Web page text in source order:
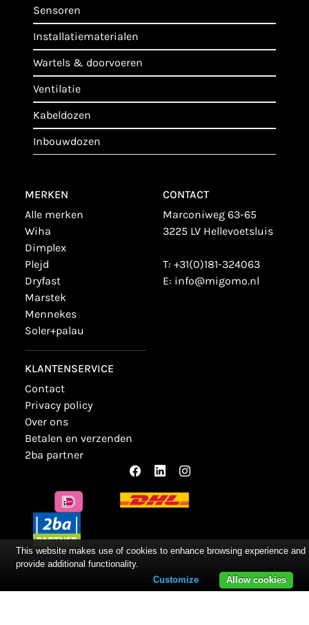
sensoren
installatiematerialen
wartels & doorvoeren
ventilatie
kabeldozen
inbouwdozen
MERKEN
alle merken
wiha
dimplex
plejd
dryfast
marstek
mennekes
soler+palau
KLANTENSERVICE
contact
privacy policy
over ons
betalen en verzenden
2ba partner
CONTACT
Marconiweg 63-65
3225 LV Hellevoetsluis
T: +31(0)181-324063
E: info@migomo.nl
This website makes use of cookies to enhance browsing experience and
provide additional functionality.
Allow cookies
Customize